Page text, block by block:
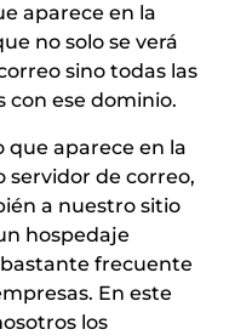
aparece en la
no solo se verá
sino todas las
con ese dominio.
que aparece en la
servidor de correo,
a nuestro sitio
hospedaje
frecuente
En este
los